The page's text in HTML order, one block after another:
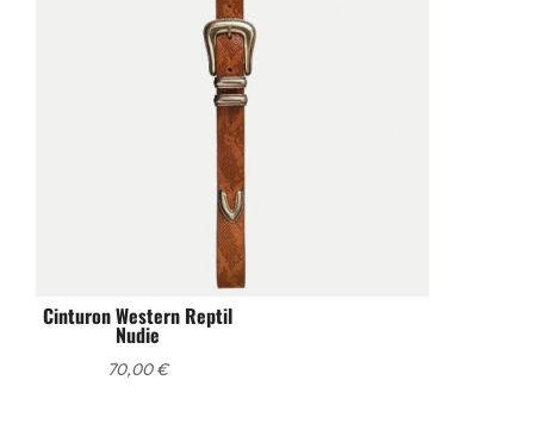
Cinturon Western Reptil
Nudie
70,00€